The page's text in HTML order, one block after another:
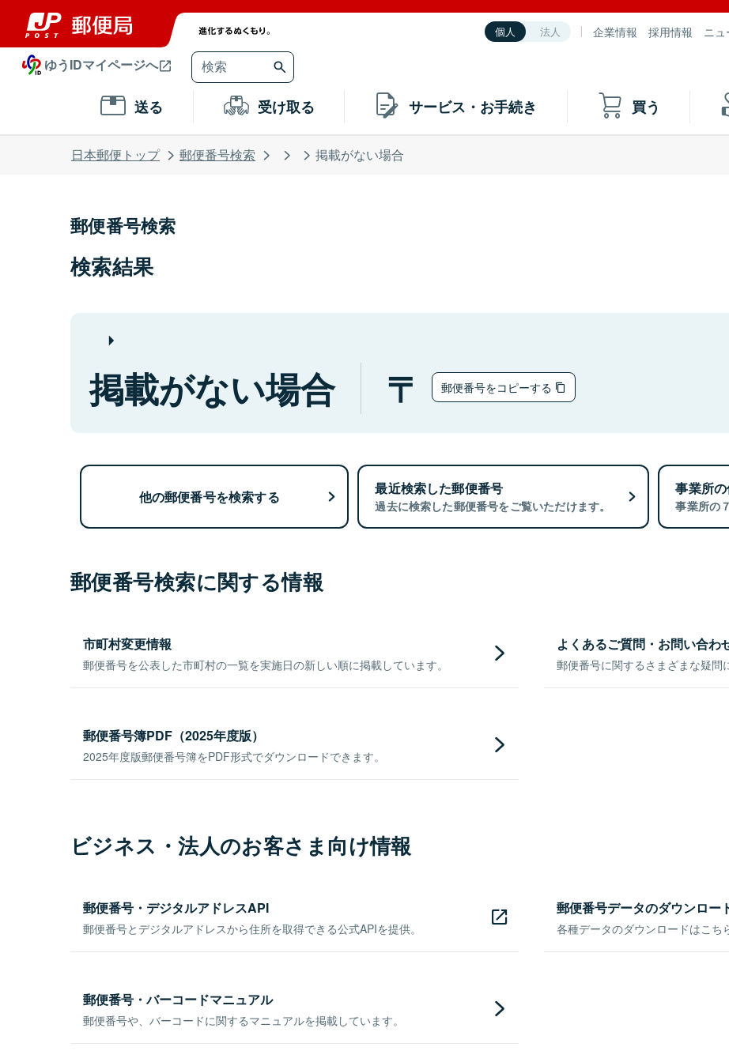
個人 法人 企業情報 採用情報 ニ
ゆうIDマイページへ
送る 受け取る サービス・お手続き 買う
日本郵便トップ 郵便番号検索 掲載がない場合
郵便番号検索
検索結果
掲載がない場合 郵便番号をコピーする
他の郵便番号を検索する 最近検索した郵便番号
過去に検索した郵便番号をご覧いただけます。
事業所
事業所の
郵便番号検索に関する情報
市町村変更情報
郵便番号を公表した市町村の一覧を実施日の新しい順に掲載しています。
よくあるご質問・お問い合わ
郵便番号に関するさまざまな疑問
郵便番号簿PDF（2025年度版）
2025年度版郵便番号簿をPDF形式でダウンロードできます。
ビジネス・法人のお客さま向け情報
郵便番号・デジタルアドレスAPI
郵便番号とデジタルアドレスから住所を取得できる公式APIを提供。
郵便番号データのダウンロー
各種データのダウンロードはこち
郵便番号・バーコードマニュアル
郵便番号や、バーコードに関するマニュアルを掲載しています。